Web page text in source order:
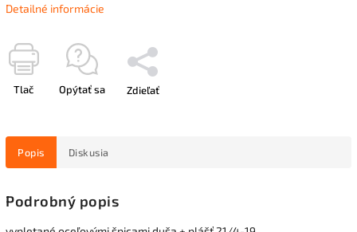
Detailné informácie
Tlač Opýtať sa Zdieľať
Popis Diskusia
Podrobný popis